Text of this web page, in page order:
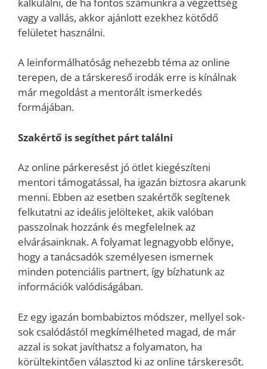
vagy a vallás, akkor ajánlott ezekhez kötődő
felületet használni.
A leinformálhatóság nehezebb téma az online
terepen, de a társkereső irodák erre is kínálnak
már megoldást a mentorált ismerkedés
formájában.
Szakértő is segíthet párt találni
Az online párkeresést jó ötlet kiegészíteni
mentori támogatással, ha igazán biztosra akarunk
menni. Ebben az esetben szakértők segítenek
felkutatni az ideális jelölteket, akik valóban
passzolnak hozzánk és megfelelnek az
elvárásainknak. A folyamat legnagyobb előnye,
hogy a tanácsadók személyesen ismernek
minden potenciális partnert, így bízhatunk az
információk valódiságában.
Ez egy igazán bombabiztos módszer, mellyel sok-
sok csalódástól megkímélheted magad, de már
azzal is sokat javíthatsz a folyamaton, ha
körültekintően választod ki az online társkeresőt.